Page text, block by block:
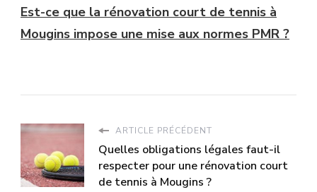
Est-ce que la rénovation court de tennis à
Mougins impose une mise aux normes PMR ?
ARTICLE PRÉCÉDENT
Quelles obligations légales faut-il
respecter pour une rénovation court
de tennis à Mougins ?